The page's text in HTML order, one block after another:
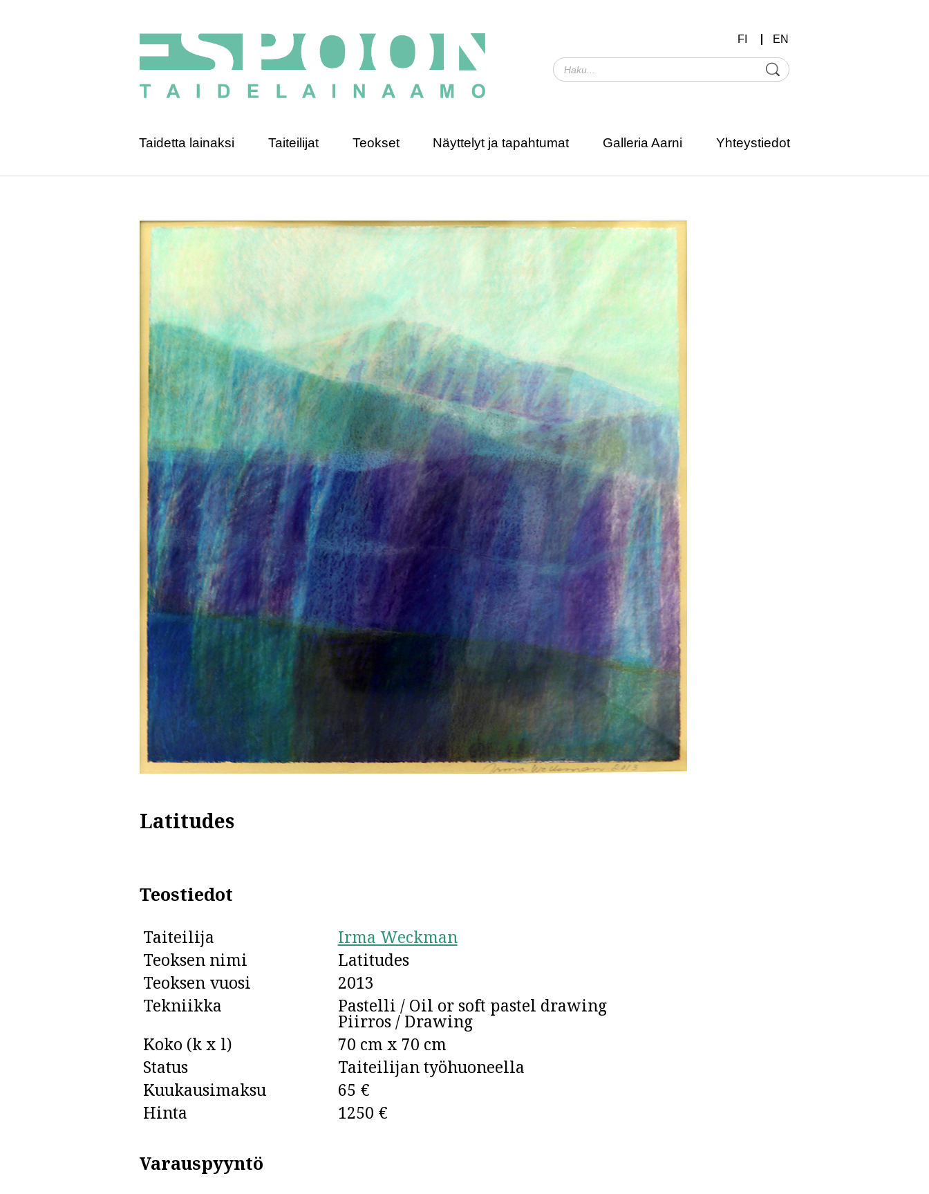
FI EN
Taidetta lainaksi Taiteilijat Teokset Näyttelyt ja tapahtumat Galleria Aarni Yhteystiedot
Latitudes
Teostiedot
Taiteilija
Irma Weckman
Teoksen nimi
Latitudes
Teoksen vuosi
2013
Tekniikka
Pastelli / Oil or soft pastel drawing
Piirros / Drawing
Koko (k x l)
70 cm x 70 cm
Status
Taiteilijan työhuoneella
Kuukausimaksu
65 €
Hinta
1250 €
Varauspyyntö